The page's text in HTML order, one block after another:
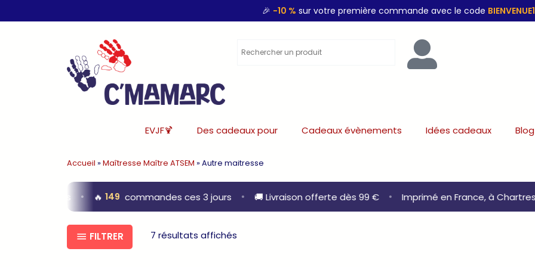
🎉 -10 % sur votre première commande avec le code
au
EVJF🍹 Des cadeaux pour Cadeaux évènements Idées cadeaux Blog
Accueil » Maîtresse Maître ATSEM » Autre maitresse
149 commandes ces 3 jours 🚚 Livraison offerte dès 99 € • Imprimé en France, à Chartres
FILTRER 7 résultats affichés